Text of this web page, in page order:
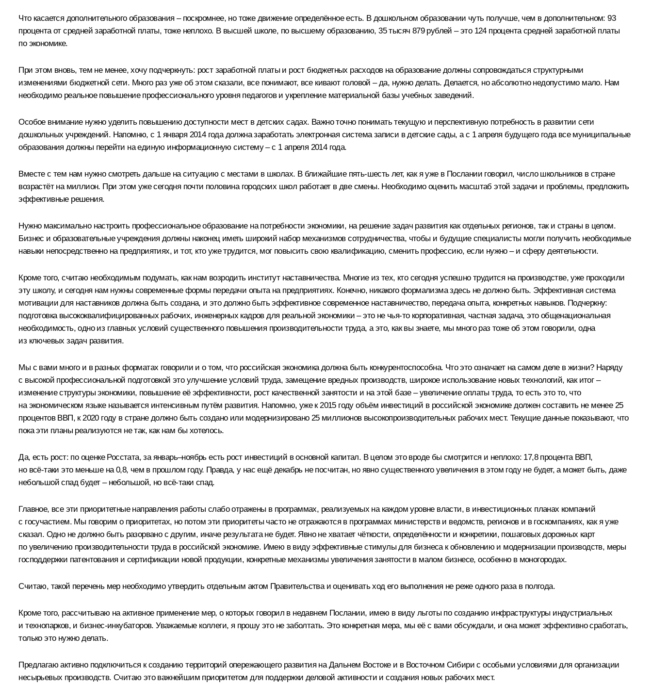
Что касается дополнительного образования – поскромнее, но тоже движение определённое есть. В дошкольном образовании чуть получше, чем в дополнительном: 93
процента от средней заработной платы, тоже неплохо. В высшей школе, по высшему образованию, 35 тысяч 879 рублей – это 124 процента средней заработной платы
по экономике.
При этом вновь, тем не менее, хочу подчеркнуть: рост заработной платы и рост бюджетных расходов на образование должны сопровождаться структурными
изменениями бюджетной сети. Много раз уже об этом сказали, все понимают, все кивают головой – да, нужно делать. Делается, но абсолютно недопустимо мало. Нам
необходимо реальное повышение профессионального уровня педагогов и укрепление материальной базы учебных заведений.
Особое внимание нужно уделить повышению доступности мест в детских садах. Важно точно понимать текущую и перспективную потребность в развитии сети
дошкольных учреждений. Напомню, с 1 января 2014 года должна заработать электронная система записи в детские сады, а с 1 апреля будущего года все муниципальные
образования должны перейти на единую информационную систему – с 1 апреля 2014 года.
Вместе с тем нам нужно смотреть дальше на ситуацию с местами в школах. В ближайшие пять-шесть лет, как я уже в Послании говорил, число школьников в стране
возрастёт на миллион. При этом уже сегодня почти половина городских школ работает в две смены. Необходимо оценить масштаб этой задачи и проблемы, предложить
эффективные решения.
Нужно максимально настроить профессиональное образование на потребности экономики, на решение задач развития как отдельных регионов, так и страны в целом.
Бизнес и образовательные учреждения должны наконец иметь широкий набор механизмов сотрудничества, чтобы и будущие специалисты могли получить необходимые
навыки непосредственно на предприятиях, и тот, кто уже трудится, мог повысить свою квалификацию, сменить профессию, если нужно – и сферу деятельности.
Кроме того, считаю необходимым подумать, как нам возродить институт наставничества. Многие из тех, кто сегодня успешно трудится на производстве, уже проходили
эту школу, и сегодня нам нужны современные формы передачи опыта на предприятиях. Конечно, никакого формализма здесь не должно быть. Эффективная система
мотивации для наставников должна быть создана, и это должно быть эффективное современное наставничество, передача опыта, конкретных навыков. Подчеркну:
подготовка высококвалифицированных рабочих, инженерных кадров для реальной экономики – это не чья‑то корпоративная, частная задача, это общенациональная
необходимость, одно из главных условий существенного повышения производительности труда, а это, как вы знаете, мы много раз тоже об этом говорили, одна
из ключевых задач развития.
Мы с вами много и в разных форматах говорили и о том, что российская экономика должна быть конкурентоспособна. Что это означает на самом деле в жизни? Наряду
с высокой профессиональной подготовкой это улучшение условий труда, замещение вредных производств, широкое использование новых технологий, как итог –
изменение структуры экономики, повышение её эффективности, рост качественной занятости и на этой базе – увеличение оплаты труда, то есть это то, что
на экономическом языке называется интенсивным путём развития. Напомню, уже к 2015 году объём инвестиций в российской экономике должен составить не менее 25
процентов ВВП, к 2020 году в стране должно быть создано или модернизировано 25 миллионов высокопроизводительных рабочих мест. Текущие данные показывают, что
пока эти планы реализуются не так, как нам бы хотелось.
Да, есть рост: по оценке Росстата, за январь–ноябрь есть рост инвестиций в основной капитал. В целом это вроде бы смотрится и неплохо: 17,8 процента ВВП,
но всё‑таки это меньше на 0,8, чем в прошлом году. Правда, у нас ещё декабрь не посчитан, но явно существенного увеличения в этом году не будет, а может быть, даже
небольшой спад будет – небольшой, но всё‑таки спад.
Главное, все эти приоритетные направления работы слабо отражены в программах, реализуемых на каждом уровне власти, в инвестиционных планах компаний
с госучастием. Мы говорим о приоритетах, но потом эти приоритеты часто не отражаются в программах министерств и ведомств, регионов и в госкомпаниях, как я уже
сказал. Одно не должно быть разорвано с другим, иначе результата не будет. Явно не хватает чёткости, определённости и конкретики, пошаговых дорожных карт
по увеличению производительности труда в российской экономике. Имею в виду эффективные стимулы для бизнеса к обновлению и модернизации производств, меры
господдержки патентования и сертификации новой продукции, конкретные механизмы увеличения занятости в малом бизнесе, особенно в моногородах.
Считаю, такой перечень мер необходимо утвердить отдельным актом Правительства и оценивать ход его выполнения не реже одного раза в полгода.
Кроме того, рассчитываю на активное применение мер, о которых говорил в недавнем Послании, имею в виду льготы по созданию инфраструктуры индустриальных
и технопарков, и бизнес-инкубаторов. Уважаемые коллеги, я прошу это не заболтать. Это конкретная мера, мы её с вами обсуждали, и она может эффективно сработать,
только это нужно делать.
Предлагаю активно подключиться к созданию территорий опережающего развития на Дальнем Востоке и в Восточном Сибири с особыми условиями для организации
несырьевых производств. Считаю это важнейшим приоритетом для поддержки деловой активности и создания новых рабочих мест.